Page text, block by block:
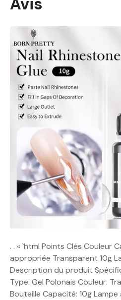
Avis
. . « `html Points Clés Couleur
appropriée Transparent 10g
Description du produit
Type: Gel Polonais Couleur:
Bouteille Capacité: 10g